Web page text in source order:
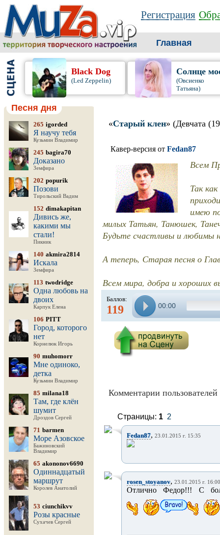
Регистрация
Главная
Black Dog
(Led Zeppelin)
Солнце
(Овсиенко
Татьяна)
Песня дня
265 igorded
Я научу тебя
Кузьмин Владимир
245 bagira70
Доказано
Земфира
202 popurik
Позови
Тирольский Вадим
152 dimakapitan
Дивись же,
какими мы
стали!
Пикник
140 akmira2814
Искала
Земфира
113 twodridge
Одна любовь на
двоих
Карпук Елена
106 PITT
Город, которого
нет
Корнелюк Игорь
90 muhomorr
Мне одиноко,
детка
Кузьмин Владимир
85 milana18
Там, где клён
шумит
Дроздов Сергей
71 barmen
Море Азовское
Бажиновский
Владимир
65 akononov6690
Одиннадцатый
маршрут
Королев Анатолий
53 ciunchikvv
Розы красные
Сухачев Сергей
«Старый клен» (Девчата
Кавер-версия от Fedan87
Всем
Так
имею
милых Татьян, Танюшек,
Будьте счастливы и любимы
А теперь, Старая песня о
Всем мира, добра и хороших
Баллов:
119 00:00
Комментарии пользователей
Страницы: 1 2
Fedan87, 23.01.2015 г. 15:35
rosen_stoyanov, 23.01.2015 г. 16:00
Отлично Федор!!! С